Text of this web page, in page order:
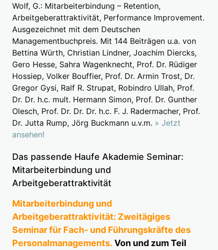
Wolf, G.: Mitarbeiterbindung – Retention,
Arbeitgeberattraktivität, Performance Improvement.
Ausgezeichnet mit dem Deutschen
Managementbuchpreis. Mit 144 Beiträgen u.a. von
Bettina Würth, Christian Lindner, Joachim Diercks,
Gero Hesse, Sahra Wagenknecht, Prof. Dr. Rüdiger
Hossiep, Volker Bouffier, Prof. Dr. Armin Trost, Dr.
Gregor Gysi, Ralf R. Strupat, Robindro Ullah, Prof.
Dr. Dr. h.c. mult. Hermann Simon, Prof. Dr. Gunther
Olesch, Prof. Dr. Dr. Dr. h.c. F. J. Radermacher, Prof.
Dr. Jutta Rump, Jörg Buckmann u.v.m. » Jetzt
ansehen!
Das passende Haufe Akademie Seminar:
Mitarbeiterbindung und
Arbeitgeberattraktivität
Mitarbeiterbindung und
Arbeitgeberattraktivität: Zweitägiges
Seminar für Fach- und Führungskräfte des
Personalmanagements. Von und zum Teil